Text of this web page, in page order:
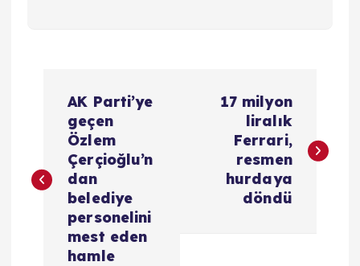
z
AK Parti’ye
geçen
Özlem
Çerçioğlu’n
dan
belediye
personelini
mest eden
hamle
17 milyon
liralık
Ferrari,
resmen
hurdaya
döndü